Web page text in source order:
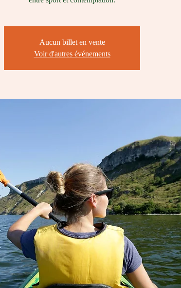
Aucun billet en vente
Voir d'autres événements